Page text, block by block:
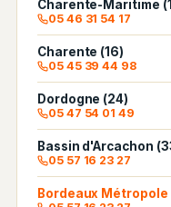
Charente-Maritime
05 46 31 54 17
Charente (16)
05 45 39 44 98
Dordogne (24)
05 47 54 01 49
Bassin d'Arcachon
05 57 16 23 27
Bordeaux Métropole